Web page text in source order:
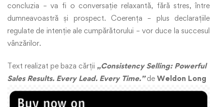
concluzia – va fi o conversație relaxantă, fără stres, între
dumneavoastră și prospect. Coerența – plus declarațiile
regulate de intenție ale cumpărătorului – vor duce la succesul
vânzărilor.
Text realizat pe baza cărții „Consistency Selling: Powerful
Sales Results. Every Lead. Every Time.”de Weldon Long